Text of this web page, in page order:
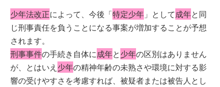
少年法改正によって、今後「特定少年 」として成年と同
じ刑事責任を負うことになる事案が増加することが予想
されます。
刑事事件の手続き自体に成年と少年の区別はありません
が、とはいえ 少年の精神年齢の未熟さや環境に対する影
響の受けやすさを考慮すれば、被疑者または被告人とし